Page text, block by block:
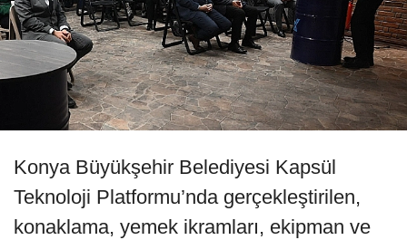
Konya Büyükşehir Belediyesi Kapsül
Teknoloji Platformu’nda gerçekleştirilen,
konaklama, yemek ikramları, ekipman ve